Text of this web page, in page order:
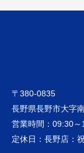
〒380-0835
長野県長野市大字
営業時間： 09:30～
定休日： 長野店：